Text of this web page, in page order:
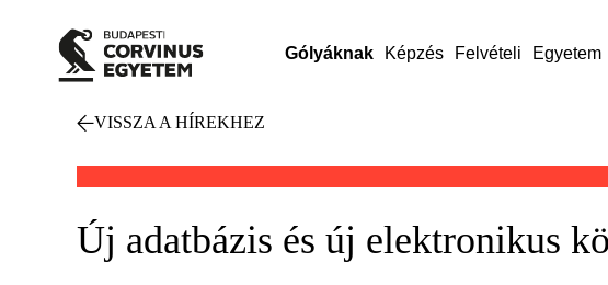
Gólyáknak Képzés Felvételi Egyetem
VISSZA A HÍREKHEZ
Új adatbázis és új elektronikus